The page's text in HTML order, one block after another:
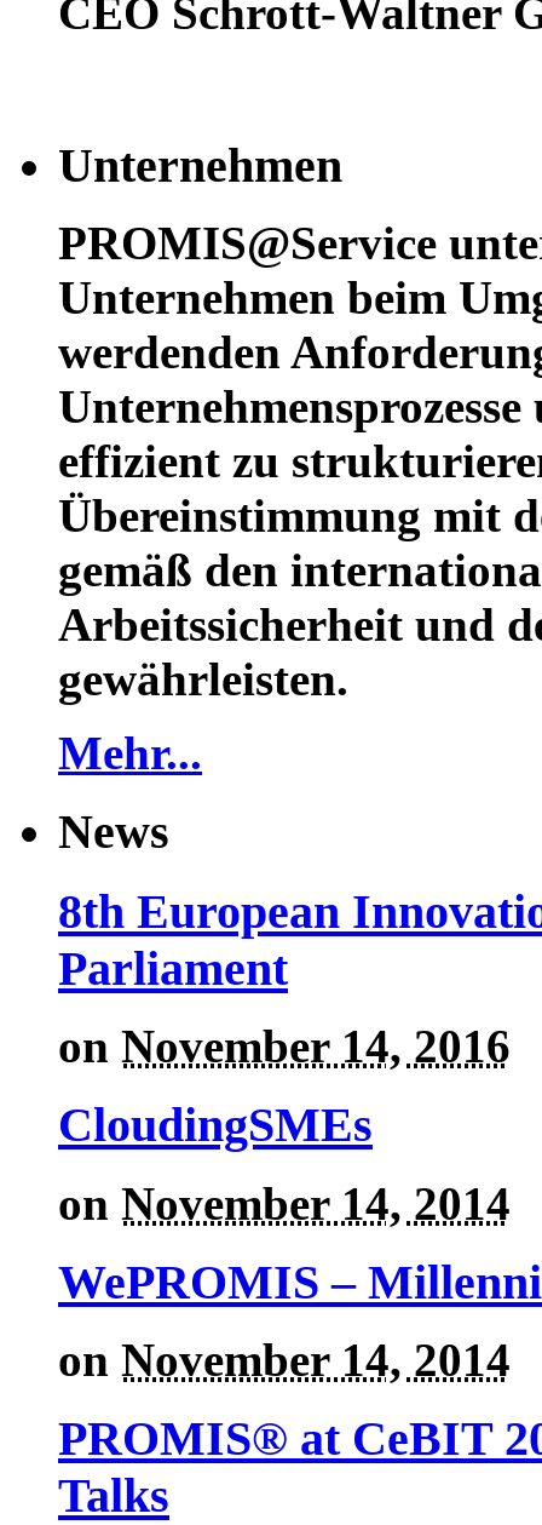
CEO Schrott-Waltner
Unternehmen
PROMIS@Service
Unternehmen beim
werdenden
effizient zu
Übereinstimmung mit
gemäß den
Arbeitssicherheit und
gewährleisten.
Mehr...
News
8th European
Parliament
on November 14, 2016
CloudingSMEs
on November 14, 2014
WePROMIS –
on November 14, 2014
PROMIS® at CeBIT
Talks